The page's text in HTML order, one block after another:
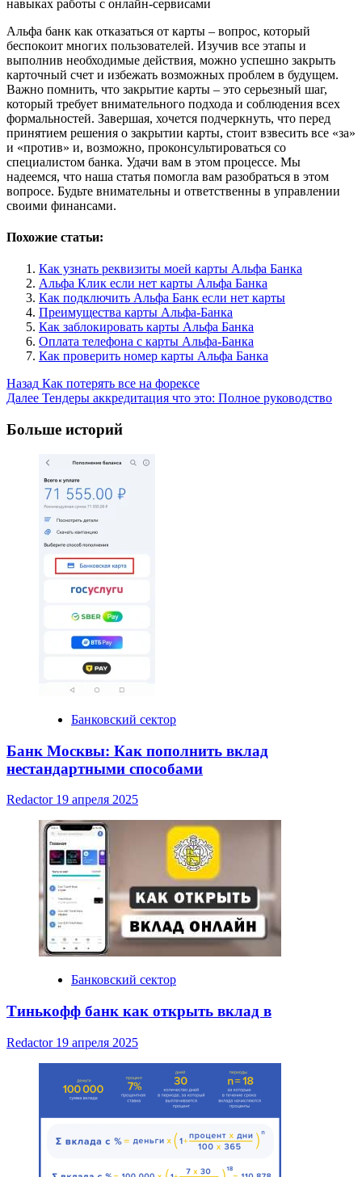
навыках работы с онлайн-сервисами
Альфа банк как отказаться от карты – вопрос, который
беспокоит многих пользователей. Изучив все этапы и
выполнив необходимые действия, можно успешно закрыть
карточный счет и избежать возможных проблем в будущем.
Важно помнить, что закрытие карты – это серьезный шаг,
который требует внимательного подхода и соблюдения всех
формальностей. Завершая, хочется подчеркнуть, что перед
принятием решения о закрытии карты, стоит взвесить все «за»
и «против» и, возможно, проконсультироваться со
специалистом банка. Удачи вам в этом процессе. Мы
надеемся, что наша статья помогла вам разобраться в этом
вопросе. Будьте внимательны и ответственны в управлении
своими финансами.
Похожие статьи:
Как узнать реквизиты моей карты Альфа Банка
Альфа Клик если нет карты Альфа Банка
Как подключить Альфа Банк если нет карты
Преимущества карты Альфа-Банка
Как заблокировать карты Альфа Банка
Оплата телефона с карты Альфа-Банка
Как проверить номер карты Альфа Банка
Post
Navigation
Назад Как потерять все на форексе
Далее Тендеры аккредитация что это: Полное руководство
Больше историй
Банковский сектор
Банк Москвы: Как пополнить вклад
нестандартными способами
Redactor 19 апреля 2025
Банковский сектор
Тинькофф банк как открыть вклад в
Redactor 19 апреля 2025